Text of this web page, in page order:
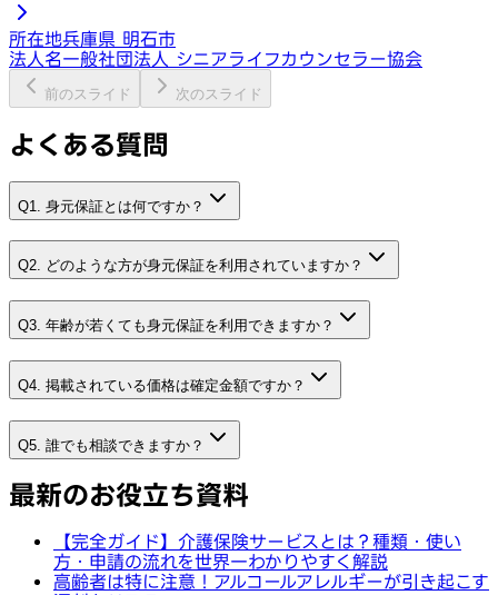
所在地兵庫県 明石市
法人名一般社団法人 シニアライフカウンセラー協会
前のスライド 次のスライド
よくある質問
Q1. 身元保証とは何ですか？
Q2. どのような方が身元保証を利用されていますか？
Q3. 年齢が若くても身元保証を利用できますか？
Q4. 掲載されている価格は確定金額ですか？
Q5. 誰でも相談できますか？
最新のお役立ち資料
【完全ガイド】介護保険サービスとは？種類・使い
方・申請の流れを世界一わかりやすく解説
高齢者は特に注意！アルコールアレルギーが引き起こす